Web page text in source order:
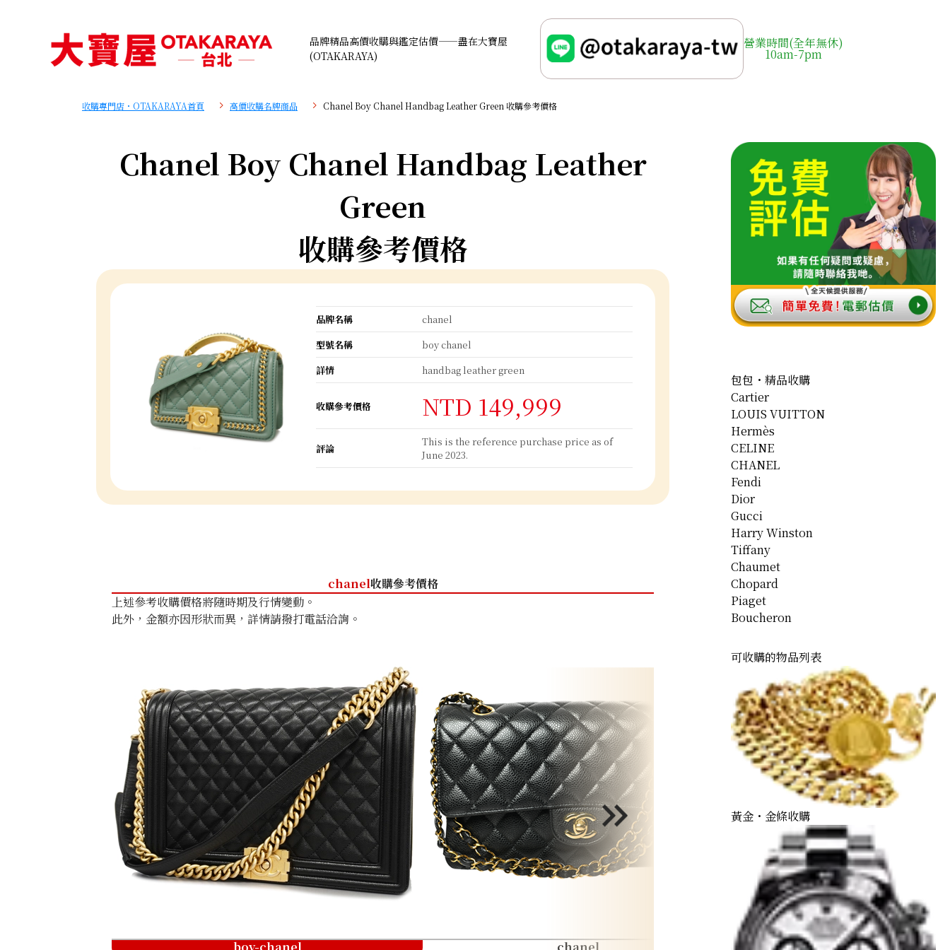
品牌精品高價收購與鑑定估價——盡在大寶屋
(OTAKARAYA)
營業時間(全年無休)
10am-7pm
收購專門店・OTAKARAYA首頁 高價收購名牌商品 Chanel Boy Chanel Handbag Leather Green 收購參考價格
Chanel Boy Chanel Handbag Leather
Green
收購參考價格
品牌名稱
chanel
型號名稱
boy chanel
詳情
handbag leather green
收購參考價格 NTD 149,999
評論
This is the reference purchase price as of
June 2023.
chanel收購參考價格
上述參考收購價格將隨時期及行情變動。
此外，金額亦因形狀而異，詳情請撥打電話洽詢。
包包・精品收購
Cartier
LOUIS VUITTON
Hermès
CELINE
CHANEL
Fendi
Dior
Gucci
Harry Winston
Tiffany
Chaumet
Chopard
Piaget
Boucheron
可收購的物品列表
黃金・金條收購